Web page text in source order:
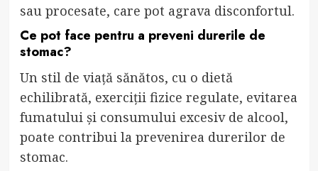
sau procesate, care pot agrava disconfortul.
Ce pot face pentru a preveni durerile de
stomac?
Un stil de viață sănătos, cu o dietă
echilibrată, exerciții fizice regulate, evitarea
fumatului și consumului excesiv de alcool,
poate contribui la prevenirea durerilor de
stomac.